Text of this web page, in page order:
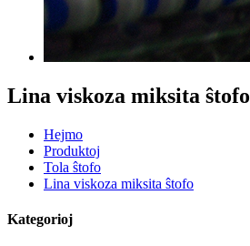
Lina viskoza miksita ŝtofo
Hejmo
Produktoj
Tola ŝtofo
Lina viskoza miksita ŝtofo
Kategorioj